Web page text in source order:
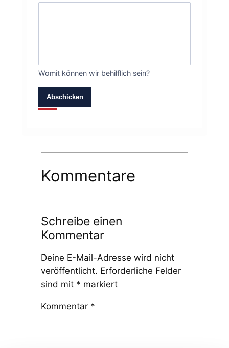
Womit können wir behilflich sein?
Abschicken
Kommentare
Schreibe einen
Kommentar
Deine E-Mail-Adresse wird nicht
veröffentlicht. Erforderliche Felder
sind mit * markiert
Kommentar *